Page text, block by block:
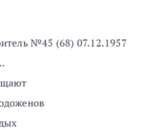
№45 (68) 07.12.1957